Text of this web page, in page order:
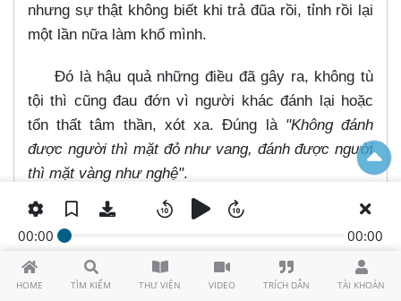
HOME TÌM KIẾM THƯ VIỆN VIDEO TRÍCH DẪN TÀI KHOẢN
00:00 00:00
nhưng sự thật không biết khi trả đũa rồi, tỉnh rồi lại
một lần nữa làm khổ mình.
Đó là hậu quả những điều đã gây ra, không tù
tội thì cũng đau đớn vì người khác đánh lại hoặc
tổn thất tâm thần, xót xa. Đúng là "Không đánh
được người thì mặt đỏ như vang, đánh được người
thì mặt vàng như nghệ".
Sống không sân hận, tức giận, sống vui vẻ,
hoà nhã, biết tha thứ buông xả, lòng tràn ngập
yêu thương, sống tỉnh giác, luôn ngăn ác diệt ác
pháp, sinh thiện tăng trưởng thiện là biết